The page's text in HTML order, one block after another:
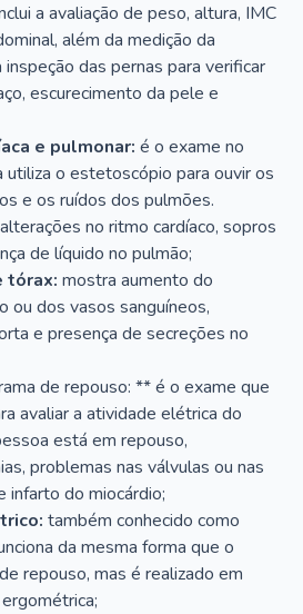
a avaliação de peso, altura, IMC
além da medição da
das pernas para verificar
escurecimento da pele e
e pulmonar: é o exame no
utiliza o estetoscópio para ouvir os
e os ruídos dos pulmões.
no ritmo cardíaco, sopros
de líquido no pulmão;
tórax: mostra aumento do
ou dos vasos sanguíneos,
e presença de secreções no
de repouso: ** é o exame que
avaliar a atividade elétrica do
está em repouso,
problemas nas válvulas ou nas
infarto do miocárdio;
também conhecido como
da mesma forma que o
repouso, mas é realizado em